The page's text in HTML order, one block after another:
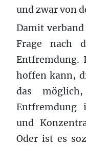
und zwar von
Damit
Frage nach
hoffen kann,
das
Entfremdung
und
Oder ist es